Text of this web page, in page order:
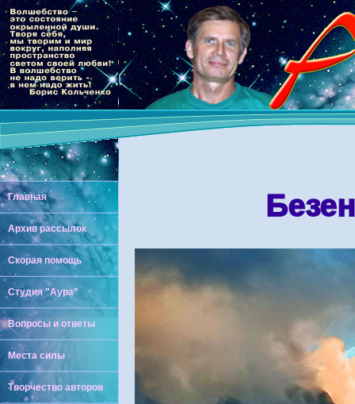
Главная
Архив рассылок
Скорая помощь
Студия "Аура"
Вопросы и ответы
Места силы
Творчество авторов